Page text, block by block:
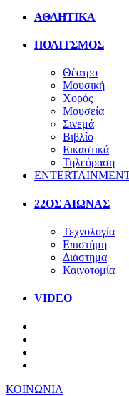
ΑΘΛΗΤΙΚΑ
ΠΟΛΙΤΣΜΟΣ
Θέατρο
Μουσική
Χορός
Μουσεία
Σινεμά
Βιβλίο
Εικαστικά
Τηλεόραση
22ΟΣ ΑΙΩΝΑΣ
Τεχνολογία
Επιστήμη
Διάστημα
Καινοτομία
VIDEO
ΚΟΙΝΩΝΙΑ